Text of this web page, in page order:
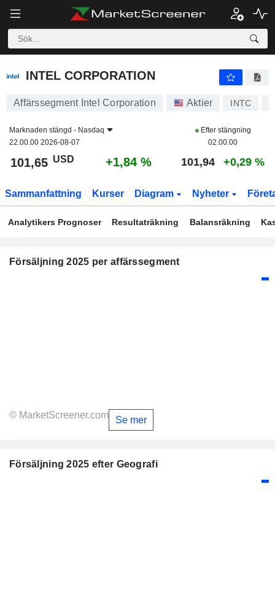
INTEL CORPORATION
INTEL CORPORATION
Affärssegment Intel Corporation Aktier INTC
Marknaden stängd - Nasdaq
22.00.00 2026-08-07
Efter stängning
02.00.00
101,65 USD +1,84 % 101,94 +0,29 %
Sammanfattning Kurser Diagram Nyheter
Analytikers Prognoser Resultaträkning Balansräkning
Försäljning 2025 per affärssegment
© MarketScreener.com Se mer
Försäljning 2025 efter Geografi